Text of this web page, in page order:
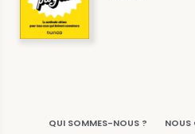
QUI SOMMES-NOUS ? NOUS